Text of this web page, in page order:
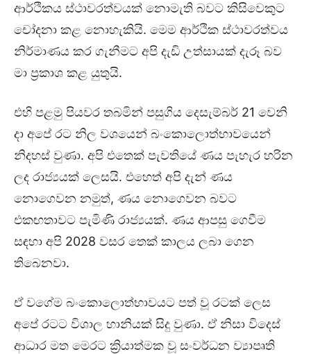
ආර්ථිකය ස්ථාවරත්වයක් නොමැති බවට කිසිවෙකුට
චෝදනා කළ නොහැකියි. මෙම ආර්ථික ස්ථාවරත්වය
නිර්මාණය කර ගැනීමට අපි දැඩි උත්සායක් දැරූ බව
මා ප්‍රකාශ කළ යුතුයි.
එහි පළමු පියවර තබමින් පසුගිය දෙසැම්බර් 21 වෙනි
දා අපේ රට නිල වශයෙන් බංකොලොත්භාවයෙන්
නිදහස් වුණා. අපි එතෙක් පැවතියේ ණය පැහැර හරින
ලද රාජ්‍යයක් ලෙසයි. එහෙත් අපි දැන් ණය
නොගෙවන නමුත්, ණය නොගෙවන බවට
එකඟතාවට පැමිණි රාජ්‍යයක්. ණය ආපසු ගෙවීම
සඳහා අපි 2028 වසර තෙක් කාලය ලබා ගෙන
තිබෙනවා.
ඒ වගේම බංකොලොත්භාවයට පත් වූ රටක් ලෙස
අපේ රටට විශාල හානියක් සිදු වුණා. ඒ නිසා විදෙස්
ආධාර මත මෙරට ක්‍රියාත්මක වූ සංවර්ධන ව්‍යාපෘති